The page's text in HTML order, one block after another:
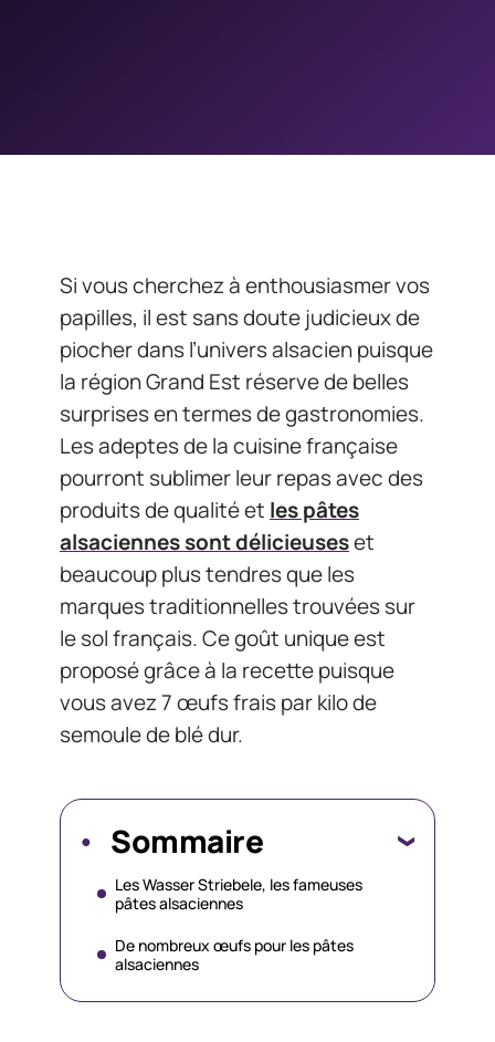
Si vous cherchez à enthousiasmer vos
papilles, il est sans doute judicieux de
piocher dans l’univers alsacien puisque
la région Grand Est réserve de belles
surprises en termes de gastronomies.
Les adeptes de la cuisine française
pourront sublimer leur repas avec des
produits de qualité et les pâtes
alsaciennes sont délicieuseset
beaucoup plus tendres que les
marques traditionnelles trouvées sur
le sol français. Ce goût unique est
proposé grâce à la recette puisque
vous avez 7 œufs frais par kilo de
semoule de blé dur.
Sommaire
Les Wasser Striebele, les fameuses
pâtes alsaciennes
De nombreux œufs pour les pâtes
alsaciennes